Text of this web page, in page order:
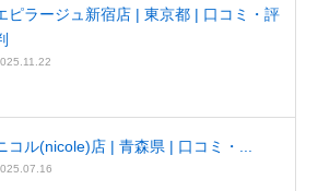
ピラージュ新宿店 | 東京都 | 口コミ・評
コル(nicole)店 | 青森県 | 口コミ・...